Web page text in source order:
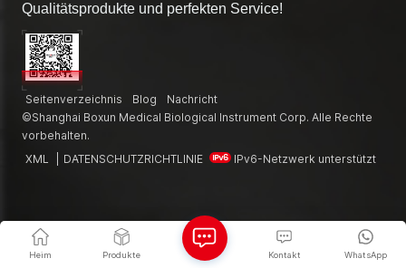
Qualitätsprodukte und perfekten Service!
Seitenverzeichnis Blog
Nachricht
©Shanghai Boxun Medical Biological Instrument Corp. Alle Rechte
vorbehalten.
XML
DATENSCHUTZRICHTLINIE IPv6-Netzwerk unterstützt
Heim Produkte WhatsApp
Kontakt